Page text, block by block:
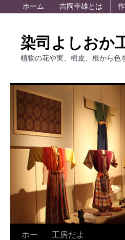
ホーム 吉岡幸雄とは
染司よしおか
植物の花や実、樹皮、根から色
ホー
工房だよ